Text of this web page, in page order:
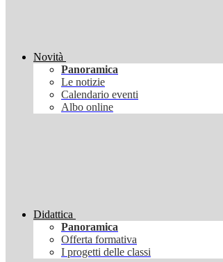
Novità
Panoramica
Le notizie
Calendario eventi
Albo online
Didattica
Panoramica
Offerta formativa
I progetti delle classi